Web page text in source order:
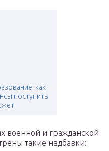
как
поступить
военной и гражданской
такие надбавки: